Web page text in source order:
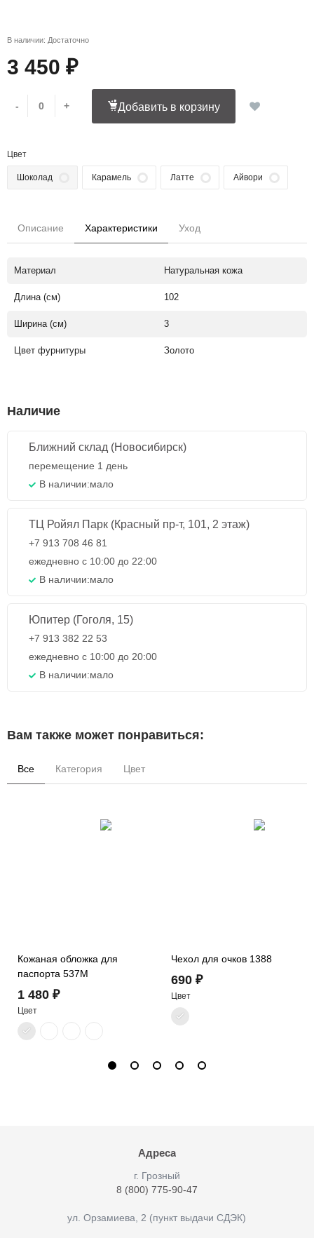
В наличии: Достаточно
3 450 ₽
- + Добавить в корзину
Цвет
Шоколад Карамель Латте Айвори
Описание Характеристики Уход
Материал Натуральная кожа
Длина (см) 102
Ширина (см) 3
Цвет фурнитуры Золото
Наличие
Ближний склад (Новосибирск)
перемещение 1 день
В наличии:мало
ТЦ Ройял Парк (Красный пр-т, 101, 2 этаж)
+7 913 708 46 81
ежедневно с 10:00 до 22:00
В наличии:мало
Юпитер (Гоголя, 15)
+7 913 382 22 53
ежедневно с 10:00 до 20:00
В наличии:мало
Вам также может понравиться:
Все Категория Цвет
Кожаная обложка для
паспорта 537M
1 480 ₽
Цвет
Чехол для очков 1388
690 ₽
Цвет
Адреса
г. Грозный
8 (800) 775-90-47
ул. Орзамиева, 2 (пункт выдачи СДЭК)